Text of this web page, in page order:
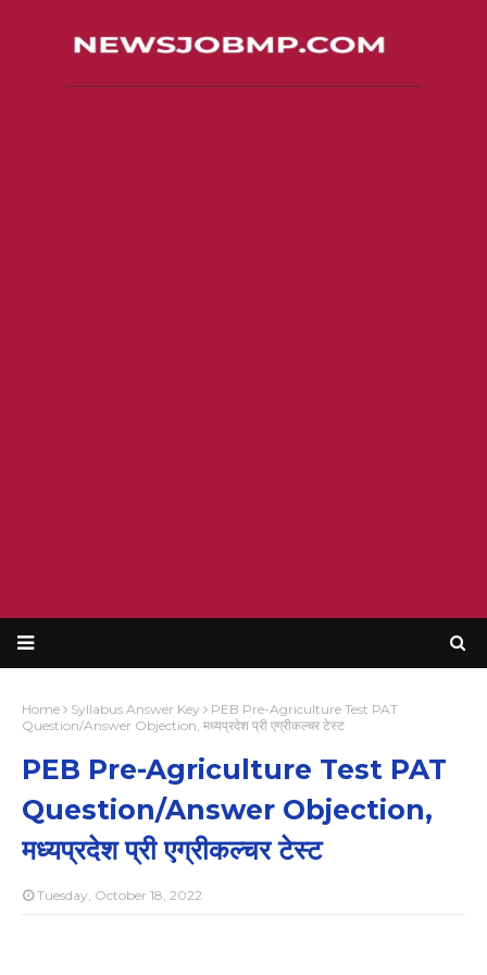
Home Syllabus Answer Key
PEB Pre-Agriculture Test PAT
Question/Answer Objection, मध्यप्रदेश प्री एग्रीकल्चर टेस्ट
PEB Pre-Agriculture Test PAT
Question/Answer Objection,
मध्यप्रदेश प्री एग्रीकल्चर टेस्ट
Tuesday, October 18, 2022